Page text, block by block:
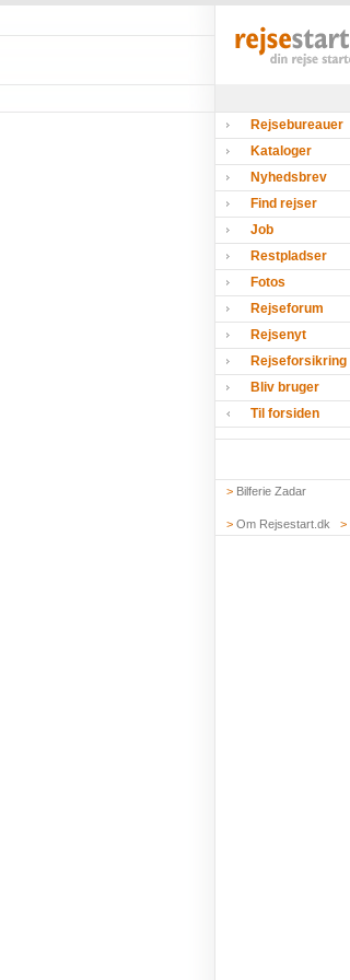
Rejsebureauer
Kataloger
Nyhedsbrev
Find rejser
Job
Restpladser
Fotos
Rejseforum
Rejsenyt
Rejseforsikring
Bliv bruger
Til forsiden
> Bilferie Zadar
> Om Rejsestart.dk >